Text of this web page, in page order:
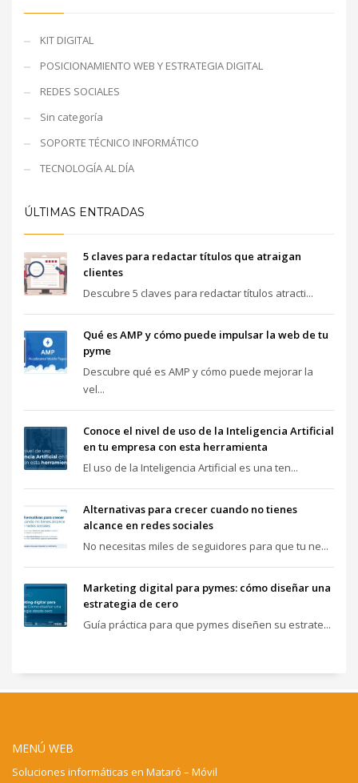
KIT DIGITAL
POSICIONAMIENTO WEB Y ESTRATEGIA DIGITAL
REDES SOCIALES
Sin categoría
SOPORTE TÉCNICO INFORMÁTICO
TECNOLOGÍA AL DÍA
ÚLTIMAS ENTRADAS
5 claves para redactar títulos que atraigan
clientes
Descubre 5 claves para redactar títulos atracti...
Qué es AMP y cómo puede impulsar la web de tu
pyme
Descubre qué es AMP y cómo puede mejorar la
vel...
Conoce el nivel de uso de la Inteligencia Artificial
en tu empresa con esta herramienta
El uso de la Inteligencia Artificial es una ten...
Alternativas para crecer cuando no tienes
alcance en redes sociales
No necesitas miles de seguidores para que tu ne...
Marketing digital para pymes: cómo diseñar una
estrategia de cero
Guía práctica para que pymes diseñen su estrate...
MENÚ WEB
Soluciones informáticas en Mataró – Móvil